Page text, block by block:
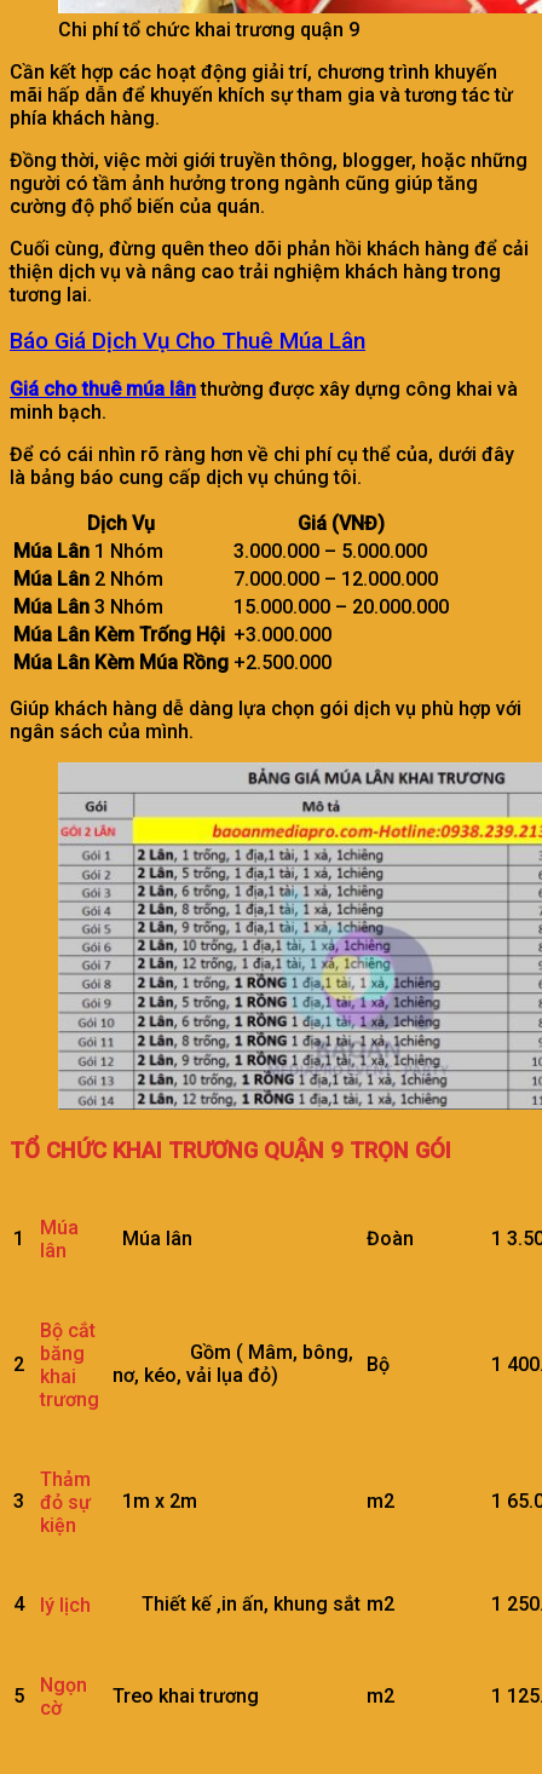
Chi phí tổ chức khai trương quận 9
Cần kết hợp các hoạt động giải trí, chương trình khuyến
mãi hấp dẫn để khuyến khích sự tham gia và tương tác từ
phía khách hàng.
Đồng thời, việc mời giới truyền thông, blogger, hoặc những
người có tầm ảnh hưởng trong ngành cũng giúp tăng
cường độ phổ biến của quán.
Cuối cùng, đừng quên theo dõi phản hồi khách hàng để cải
thiện dịch vụ và nâng cao trải nghiệm khách hàng trong
tương lai.
Báo Giá Dịch Vụ Cho Thuê Múa Lân
Giá cho thuê múa lânthường được xây dựng công khai và
minh bạch.
Để có cái nhìn rõ ràng hơn về chi phí cụ thể của, dưới đây
là bảng báo cung cấp dịch vụ chúng tôi.
Dịch Vụ
Giá (VNĐ)
Múa Lân 1 Nhóm
3.000.000 – 5.000.000
Múa Lân 2 Nhóm
7.000.000 – 12.000.000
Múa Lân 3 Nhóm
15.000.000 – 20.000.000
Múa Lân Kèm Trống Hội +3.000.000
Múa Lân Kèm Múa Rồng +2.500.000
Giúp khách hàng dễ dàng lựa chọn gói dịch vụ phù hợp với
ngân sách của mình.
TỔ CHỨC KHAI TRƯƠNG QUẬN 9 TRỌN GÓI
1
Múa
lân
Múa lân Đoàn 1
2
Bộ cắt
băng
khai
trương
Gồm ( Mâm, bông,
nơ, kéo, vải lụa đỏ)
Bộ 1
3
Thảm
đỏ sự
kiện
1m x 2m m2 1
4 lý lịch Thiết kế ,in ấn, khung sắt m2 1
5
Ngọn
cờ
Treo khai trương m2 1